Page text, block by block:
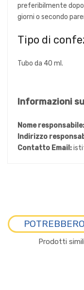
preferibilmente dopo
giorni o secondo
Tipo di
Tubo da 40 ml.
Informazioni
Nome responsabile:
Indirizzo
Contatto Email:
Prodotti